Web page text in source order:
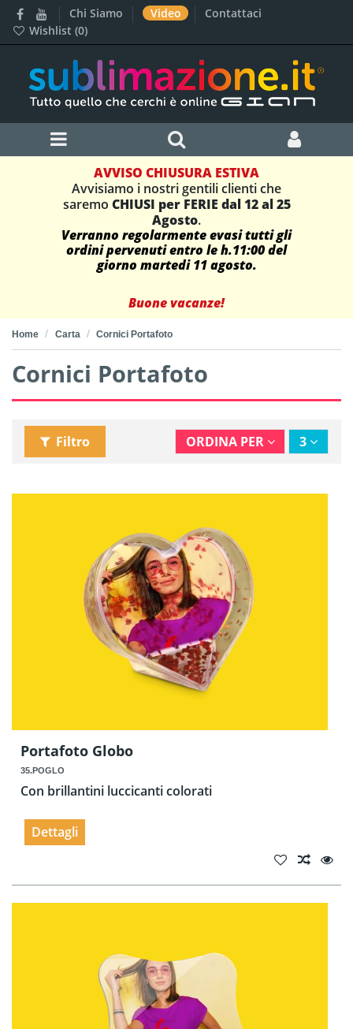
Chi Siamo Video
Contattaci
Wishlist (0)
AVVISO CHIUSURA ESTIVA
Avvisiamo i nostri gentili clienti che
saremo CHIUSI per FERIE dal 12 al 25
Agosto.
Verranno regolarmente evasi tutti gli
ordini pervenuti entro le h.11:00 del
giorno martedi 11 agosto.
Buone vacanze!
Home Carta Cornici Portafoto
Cornici Portafoto
Filtro ORDINA PER 3
Portafoto Globo
35.POGLO
Con brillantini luccicanti colorati
Dettagli